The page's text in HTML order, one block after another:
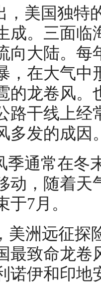
，美国独特
成。三面临
向大陆。每
，在大气中
的龙卷风。
路干线上经
多发的成因
季通常在冬
动，随着天
7月。
美洲远征探
最致命龙卷
诺伊和印地